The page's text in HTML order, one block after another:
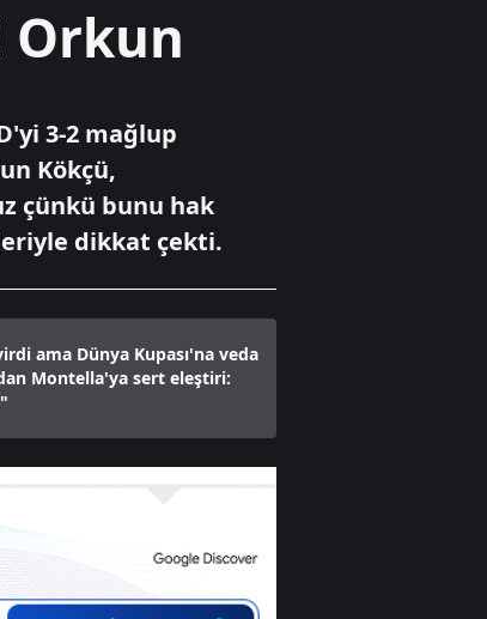
Altı Üstü İstanbul
9. bölüm 2.
Spor
Trabzonlu
teyzenin Salah
tepkisi gündem
oldu
Orkun
3-2 mağlup
Kökçü,
çünkü bunu hak
dikkat çekti.
ama Dünya Kupası'na veda
Montella'ya sert eleştiri: